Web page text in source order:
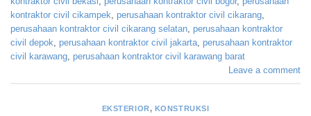
kontraktor civil cikampek, perusahaan kontraktor civil cikarang,
perusahaan kontraktor civil cikarang selatan, perusahaan kontraktor
civil depok, perusahaan kontraktor civil jakarta, perusahaan kontraktor
civil karawang, perusahaan kontraktor civil karawang barat
Leave a comment
EKSTERIOR, KONSTRUKSI